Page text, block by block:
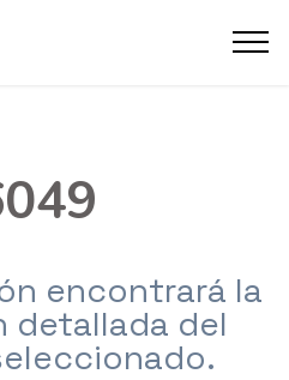
encontrará la
detallada del